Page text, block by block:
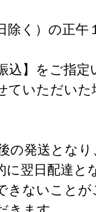
く）の正午
】をご指定
ていただいた
の発送となり
に翌日配達と
きないこと